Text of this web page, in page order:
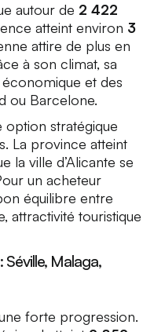
autour de 2 422
atteint environ 3
attire de plus en
à son climat, sa
et des
ou Barcelone.
option stratégique
La province atteint
la ville d’Alicante se
un acheteur
équilibre entre
attractivité touristique
Séville, Malaga,
forte progression.